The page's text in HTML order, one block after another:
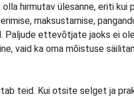
hirmutav ülesanne, eriti kui
maksustamise,
Paljude ettevõtjate jaoks ei
vaid ka oma mõistuse
teid. Kui otsite selget ja